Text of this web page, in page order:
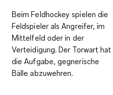
Beim Feldhockey spielen die
Feldspieler als Angreifer, im
Mittelfeld oder in der
Verteidigung. Der Torwart hat
die Aufgabe, gegnerische
Bälle abzuwehren.